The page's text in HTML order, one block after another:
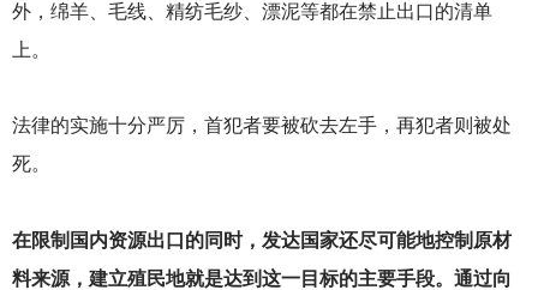
外，绵羊、毛线、精纺毛纱、漂泥等都在禁止出口的清单
上。
法律的实施十分严厉，首犯者要被砍去左手，再犯者则被处
死。
在限制国内资源出口的同时，发达国家还尽可能地控制原材
料来源，建立殖民地就是达到这一目标的主要手段。通过向